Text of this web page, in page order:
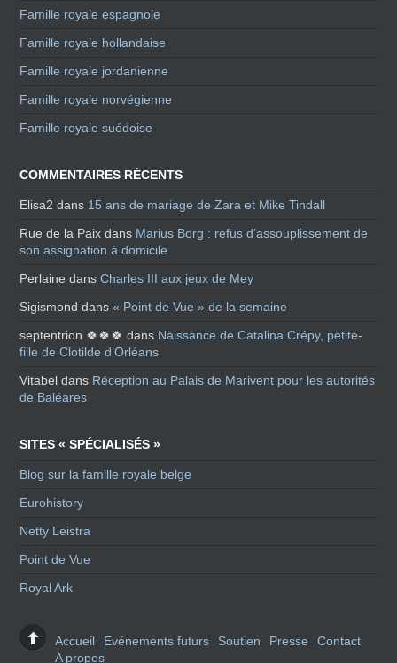
Famille royale espagnole
Famille royale hollandaise
Famille royale jordanienne
Famille royale norvégienne
Famille royale suédoise
COMMENTAIRES RÉCENTS
Elisa2 dans 15 ans de mariage de Zara et Mike Tindall
Rue de la Paix dans Marius Borg : refus d’assouplissement de
son assignation à domicile
Perlaine dansCharles III aux jeux de Mey
Sigismond dans« Point de Vue » de la semaine
septentrion 🍀🍀🍀 dans Naissance de Catalina Crépy, petite-
fille de Clotilde d’Orléans
Vitabel dans Réception au Palais de Marivent pour les autorités
de Baléares
SITES « SPÉCIALISÉS »
Blog sur la famille royale belge
Eurohistory
Netty Leistra
Point de Vue
Royal Ark
Accueil Evénements futurs Soutien Presse
Contact
A propos